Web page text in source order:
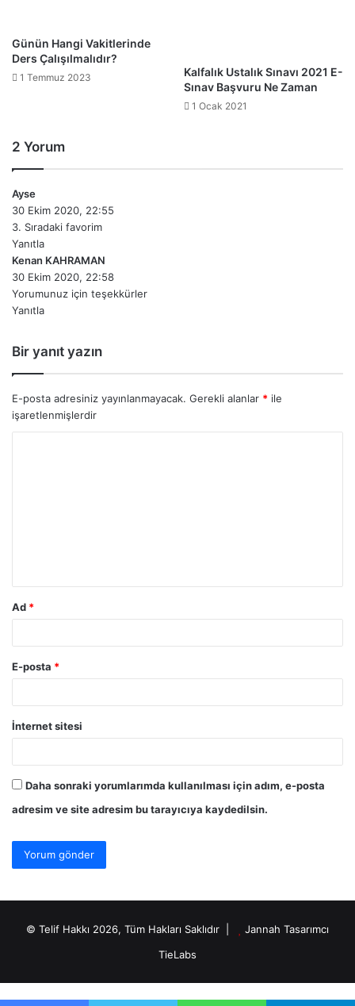
Günün Hangi Vakitlerinde
Ders Çalışılmalıdır?
1 Temmuz 2023
Kalfalık Ustalık Sınavı 2021 E-
Sınav Başvuru Ne Zaman
1 Ocak 2021
2 Yorum
Ayse
e
d
i
k
i
:
30 Ekim 2020, 22:55
3. Sıradaki favorim
Yanıtla
Kenan KAHRAMAN
e
d
30 Ekim 2020, 22:58
Yorumunuz için teşekkürler
Yanıtla
Bir yanıt yazın
E-posta adresiniz yayınlanmayacak. Gerekli alanlar * ile
işaretlenmişlerdir
Ad *
E-posta *
İnternet sitesi
Daha sonraki yorumlarımda kullanılması için adım, e-posta
adresim ve site adresim bu tarayıcıya kaydedilsin.
© Telif Hakkı 2026, Tüm Hakları Saklıdır |
Jannah Tasarımcı
TieLabs